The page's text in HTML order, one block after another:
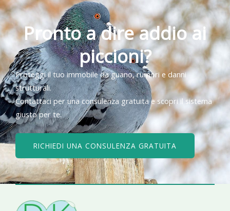
Pronto a dire addio ai
piccioni?
Proteggi il tuo immobile da guano, rumori e danni
strutturali.
Contattaci per una consulenza gratuita e scopri il sistema
giusto per te.
RICHIEDI UNA CONSULENZA GRATUITA